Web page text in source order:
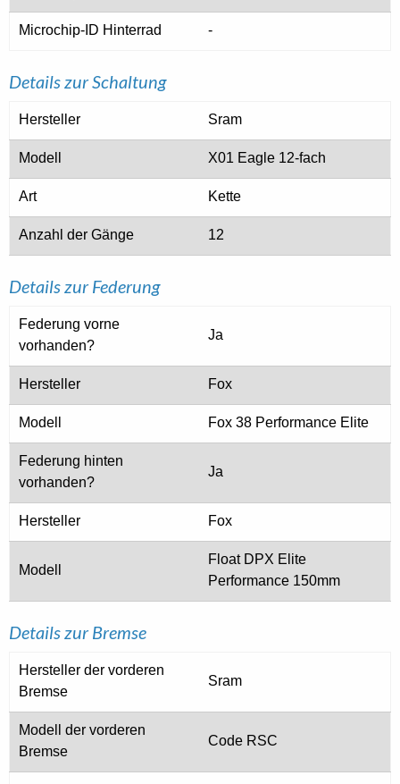
Microchip-ID Hinterrad -
Details zur Schaltung
Hersteller Sram
Modell X01 Eagle 12-fach
Art Kette
Anzahl der Gänge 12
Details zur Federung
Federung vorne
vorhanden?
Ja
Hersteller Fox
Modell Fox 38 Performance Elite
Federung hinten
vorhanden?
Ja
Hersteller Fox
Modell
Float DPX Elite
Performance 150mm
Details zur Bremse
Hersteller der vorderen
Bremse
Sram
Modell der vorderen
Bremse
Code RSC